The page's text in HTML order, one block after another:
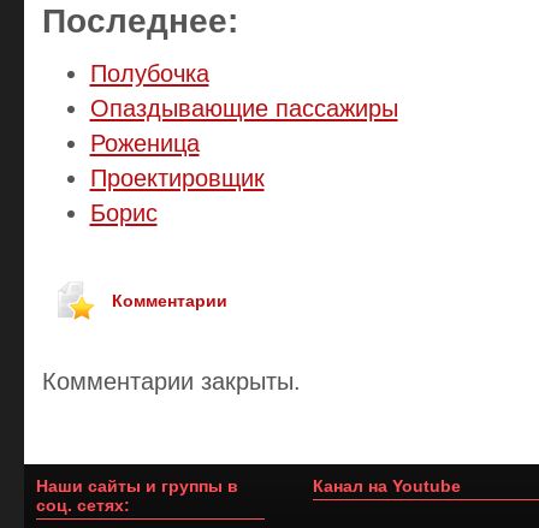
Последнее:
Полубочка
Опаздывающие пассажиры
Роженица
Проектировщик
Борис
Комментарии
Комментарии закрыты.
Наши сайты и группы в
соц. сетях:
Канал на Youtube